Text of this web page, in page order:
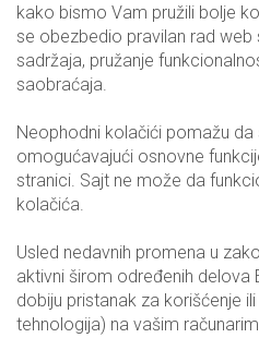
kako bismo Vam pružili bolje
se obezbedio pravilan rad web
sadržaja, pružanje
saobraćaja.
Neophodni kolačići pomažu
omogućavajući osnovne
stranici. Sajt ne može da
kolačića.
Usled nedavnih promena u
aktivni širom određenih delova
dobiju pristanak za korišćenje
tehnologija) na vašim